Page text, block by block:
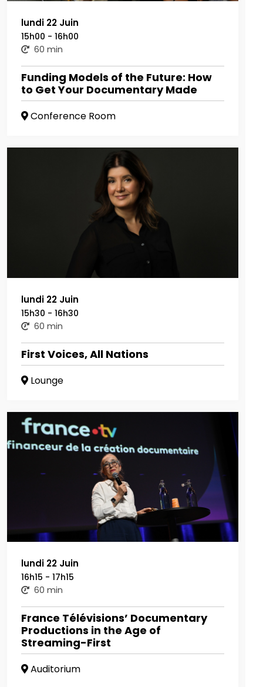
lundi 22 Juin
15h00 - 16h00
60 min
Funding Models of the Future: How
to Get Your Documentary Made
Conference Room
lundi 22 Juin
15h30 - 16h30
60 min
First Voices, All Nations
Lounge
lundi 22 Juin
16h15 - 17h15
60 min
France Télévisions’ Documentary
Productions in the Age of
Streaming-First
Auditorium